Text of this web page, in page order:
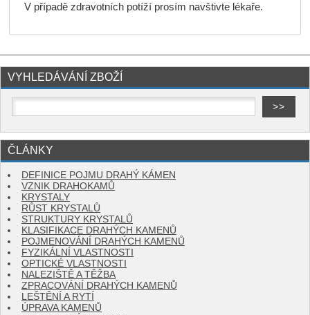
V případě zdravotních potíží prosím navštivte lékaře.
VYHLEDÁVÁNÍ ZBOŽÍ
ČLÁNKY
DEFINICE POJMU DRAHÝ KÁMEN
VZNIK DRAHOKAMŮ
KRYSTALY
RŮST KRYSTALŮ
STRUKTURY KRYSTALŮ
KLASIFIKACE DRAHÝCH KAMENŮ
POJMENOVÁNÍ DRAHÝCH KAMENŮ
FYZIKÁLNÍ VLASTNOSTI
OPTICKÉ VLASTNOSTI
NALEZIŠTĚ A TĚŽBA
ZPRACOVÁNÍ DRAHÝCH KAMENŮ
LEŠTĚNÍ A RYTÍ
ÚPRAVA KAMENŮ